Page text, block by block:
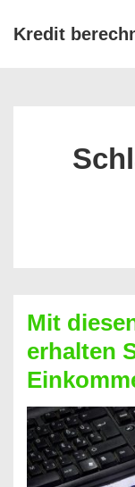
ZumKredit
Mit
erhalten